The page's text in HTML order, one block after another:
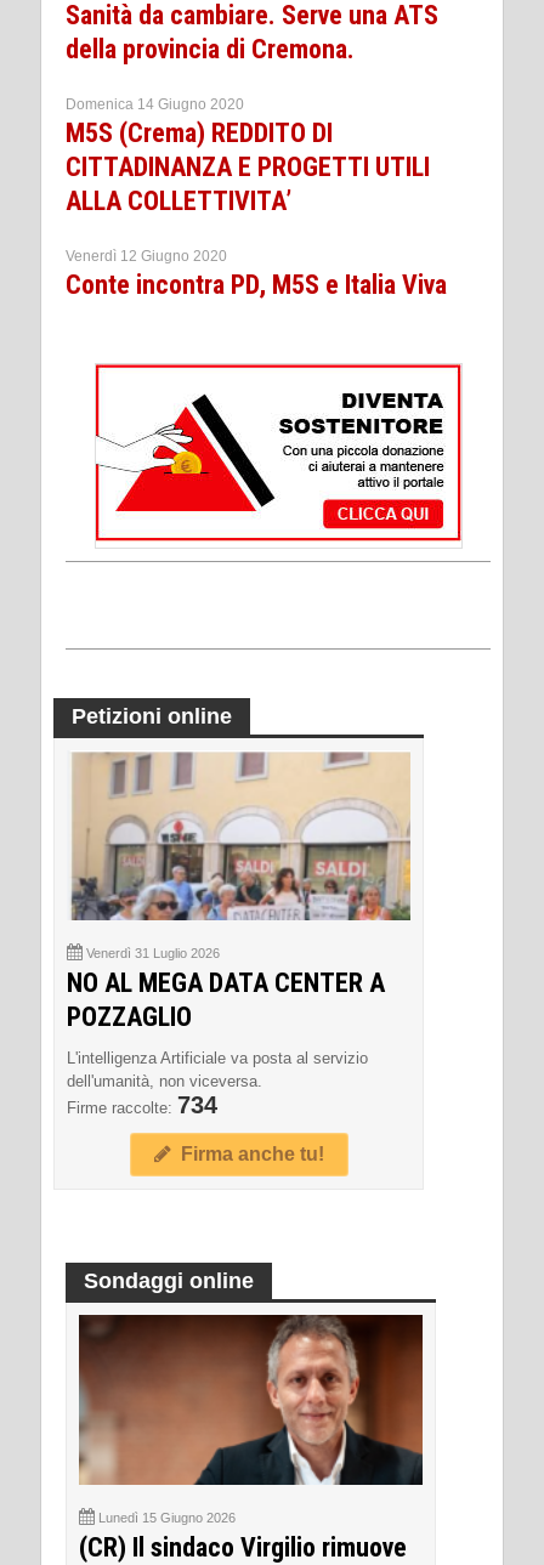
Sanità da cambiare. Serve una ATS
della provincia di Cremona.
Domenica 14 Giugno 2020
M5S (Crema) REDDITO DI
CITTADINANZA E PROGETTI UTILI
ALLA COLLETTIVITA’
Venerdì 12 Giugno 2020
Conte incontra PD, M5S e Italia Viva
Petizioni online
Venerdì 31 Luglio 2026
NO AL MEGA DATA CENTER A
POZZAGLIO
L'intelligenza Artificiale va posta al servizio
dell'umanità, non viceversa.
Firme raccolte: 734
Firma anche tu!
Sondaggi online
Lunedì 15 Giugno 2026
(CR) Il sindaco Virgilio rimuove